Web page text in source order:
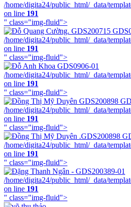
/home/digita24/public_html/_data/
on line 191
" class="img-fluid">
/home/digita24/public_html/_data/
on line 191
" class="img-fluid">
/home/digita24/public_html/_data/
on line 191
" class="img-fluid">
/home/digita24/public_html/_data/
on line 191
" class="img-fluid">
/home/digita24/public_html/_data/
on line 191
" class="img-fluid">
/home/digita24/public_html/_data/
on line 191
" class="img-fluid">